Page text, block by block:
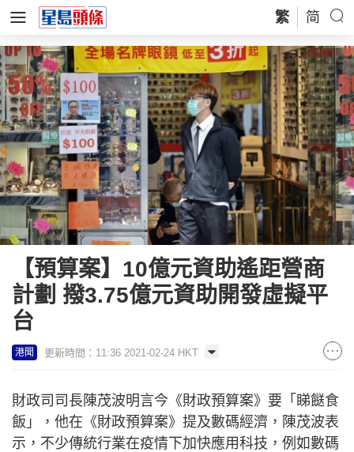
繁 简
【預算案】10億元資助遙距營商
計劃 撥3.75億元資助開發虛擬平
台
港聞 更新時間：11:36 2021-02-24 HKT
財政司司長陳茂波明言今《財政預算案》要「睇餸食
飯」，他在《財政預算案》提及數碼經濟，陳茂波表
示，不少傳統行業在疫情下加快應用科技，例如數碼